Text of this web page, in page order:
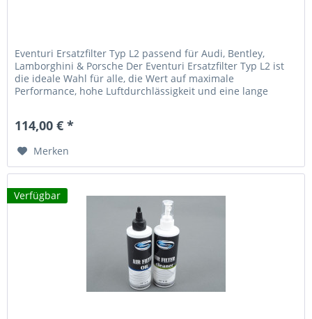
Eventuri Ersatzfilter Typ L2 passend für Audi, Bentley,
Lamborghini & Porsche Der Eventuri Ersatzfilter Typ L2 ist
die ideale Wahl für alle, die Wert auf maximale
Performance, hohe Luftdurchlässigkeit und eine lange
114,00 € *
Merken
Verfügbar